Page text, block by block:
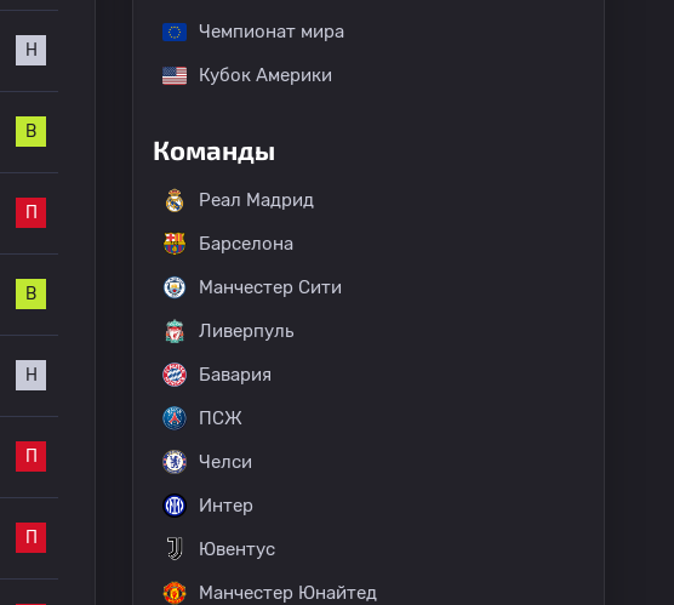
Н
В
П
В
Н
П
П
Чемпионат мира
Кубок Америки
Команды
Реал Мадрид
Барселона
Манчестер Сити
Ливерпуль
Бавария
ПСЖ
Челси
Интер
Ювентус
Манчестер Юнайтед